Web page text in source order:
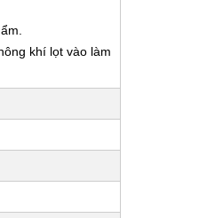
khí lọt vào làm